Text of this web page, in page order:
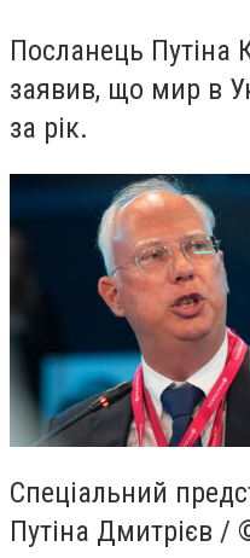
Посланець Путіна
заявив, що мир в
за рік.
Спеціальний
Путіна Дмитрієв /